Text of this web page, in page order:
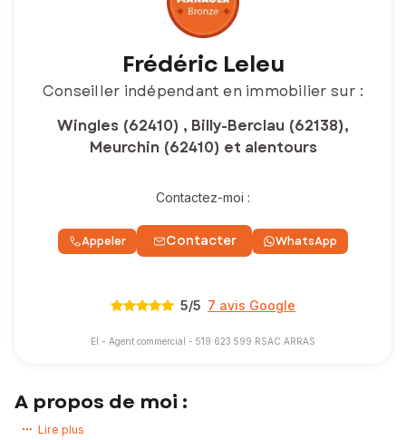
Frédéric Leleu
Conseiller indépendant en immobilier sur :
Wingles (62410) , Billy-Berclau (62138),
Meurchin (62410) et alentours
Contactez-moi :
Appeler Contacter WhatsApp
5/5 7 avis Google
EI - Agent commercial - 519 623 599 RSAC ARRAS
A propos de moi :
Mandataire immobilier indépendant SAFTI à Wingles, je vous
Lire plus